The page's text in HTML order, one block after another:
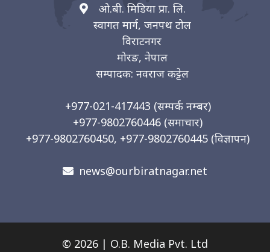
ओ.बी. मिडिया प्रा. लि.
स्वागत मार्ग, जनपथ टोल
विराटनगर
मोरङ, नेपाल
सम्पादक: नवराज कट्टेल
+977-021-417443 (सम्पर्क नम्बर)
+977-9802760446 (समाचार)
+977-9802760450, +977-9802760445 (विज्ञापन)
news@ourbiratnagar.net
© 2026 | O.B. Media Pvt. Ltd